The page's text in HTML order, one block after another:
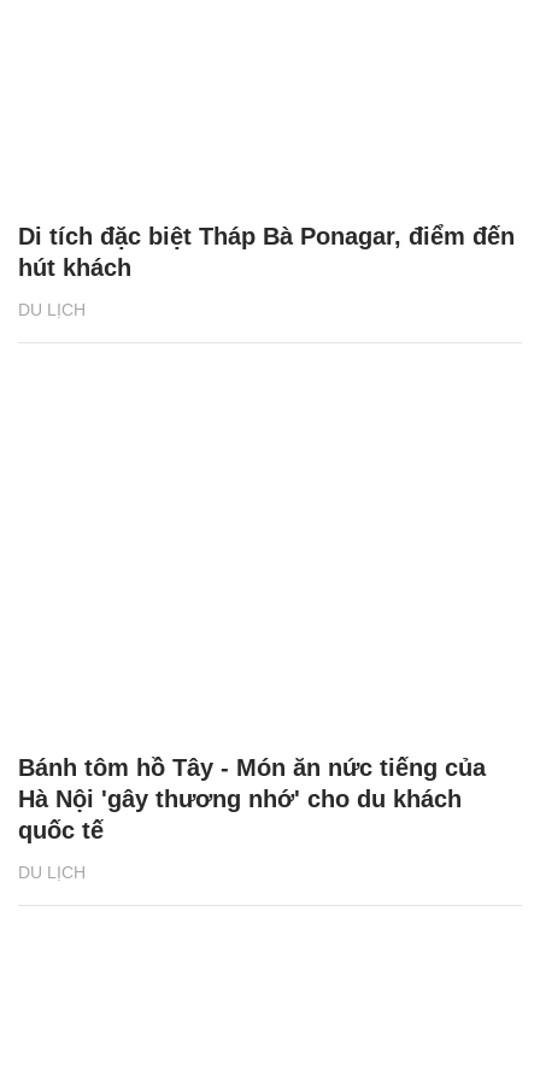
DU LỊCH
Di tích đặc biệt Tháp Bà Ponagar, điểm đến
hút khách
DU LỊCH
Bánh tôm hồ Tây - Món ăn nức tiếng của
Hà Nội 'gây thương nhớ' cho du khách
quốc tế